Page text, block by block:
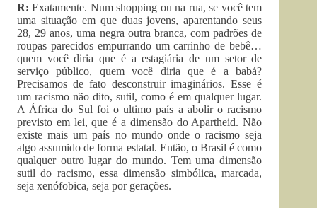
R: Exatamente. Num shopping ou na rua, se você tem
uma situação em que duas jovens, aparentando seus
28, 29 anos, uma negra outra branca, com padrões de
roupas parecidos empurrando um carrinho de bebê…
quem você diria que é a estagiária de um setor de
serviço público, quem você diria que é a babá?
Precisamos de fato desconstruir imaginários. Esse é
um racismo não dito, sutil, como é em qualquer lugar.
A África do Sul foi o ultimo país a abolir o racismo
previsto em lei, que é a dimensão do Apartheid. Não
existe mais um país no mundo onde o racismo seja
algo assumido de forma estatal. Então, o Brasil é como
qualquer outro lugar do mundo. Tem uma dimensão
sutil do racismo, essa dimensão simbólica, marcada,
seja xenófobica, seja por gerações.